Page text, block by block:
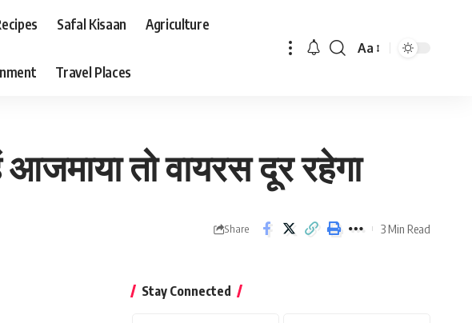
Safal Kisaan Agriculture
Travel Places
Font
Aa
तो वायरस दूर रहेगा
Share 3 Min Read
Stay Connected